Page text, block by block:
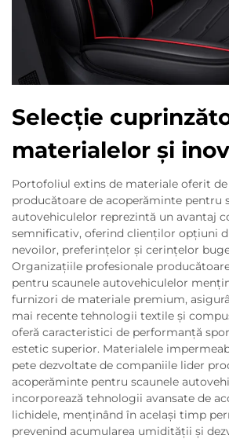
Selecție
materialelor și
Portofoliul extins de materiale oferit
producătoare de acoperăminte pentru
autovehiculelor reprezintă un avantaj
semnificativ, oferind clienților opțiuni
nevoilor, preferințelor și cerințelor
Organizațiile profesionale
pentru scaunele autovehiculelor
furnizori de materiale premium,
mai recente tehnologii textile și
oferă caracteristici de performanță
estetic superior. Materialele
pete dezvoltate de companiile lider
acoperăminte pentru scaunele
incorporează tehnologii avansate de
lichidele, menținând în același timp
prevenind acumularea umidității și